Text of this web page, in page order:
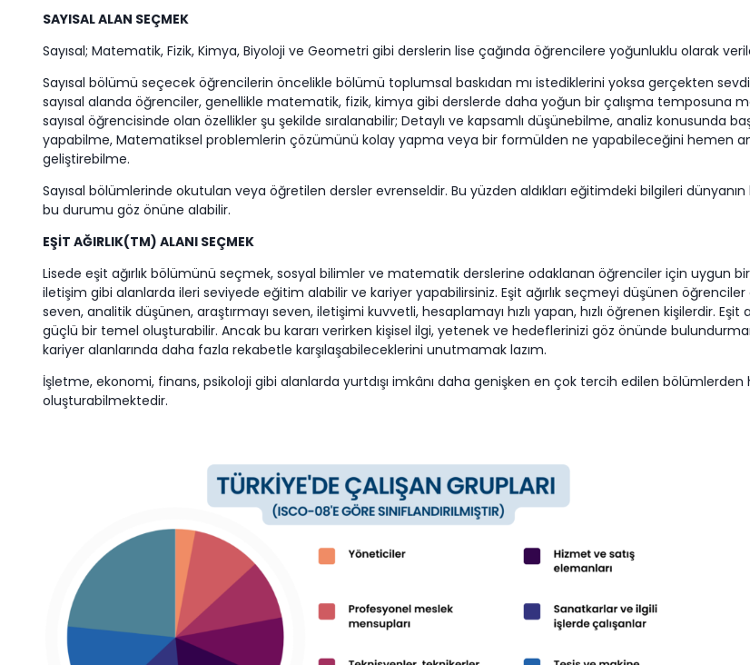
SAYISAL ALAN SEÇMEK
Sayısal; Matematik, Fizik, Kimya, Biyoloji ve Geometri gibi derslerin lise çağında öğrencilere yoğunluklu olarak
Sayısal bölümü seçecek öğrencilerin öncelikle bölümü toplumsal baskıdan mı istediklerini yoksa gerçekten
sayısal alanda öğrenciler, genellikle matematik, fizik, kimya gibi derslerde daha yoğun bir çalışma temposuna
sayısal öğrencisinde olan özellikler şu şekilde sıralanabilir; Detaylı ve kapsamlı düşünebilme, analiz konusunda
yapabilme, Matematiksel problemlerin çözümünü kolay yapma veya bir formülden ne yapabileceğini hemen
geliştirebilme.
Sayısal bölümlerinde okutulan veya öğretilen dersler evrenseldir. Bu yüzden aldıkları eğitimdeki bilgileri
bu durumu göz önüne alabilir.
EŞİT AĞIRLIK(TM) ALANI SEÇMEK
Lisede eşit ağırlık bölümünü seçmek, sosyal bilimler ve matematik derslerine odaklanan öğrenciler için uygun
iletişim gibi alanlarda ileri seviyede eğitim alabilir ve kariyer yapabilirsiniz. Eşit ağırlık seçmeyi düşünen
seven, analitik düşünen, araştırmayı seven, iletişimi kuvvetli, hesaplamayı hızlı yapan, hızlı öğrenen kişilerdir.
güçlü bir temel oluşturabilir. Ancak bu kararı verirken kişisel ilgi, yetenek ve hedeflerinizi göz önünde
kariyer alanlarında daha fazla rekabetle karşılaşabileceklerini unutmamak lazım.
İşletme, ekonomi, finans, psikoloji gibi alanlarda yurtdışı imkânı daha genişken en çok tercih edilen bölümlerden
oluşturabilmektedir.